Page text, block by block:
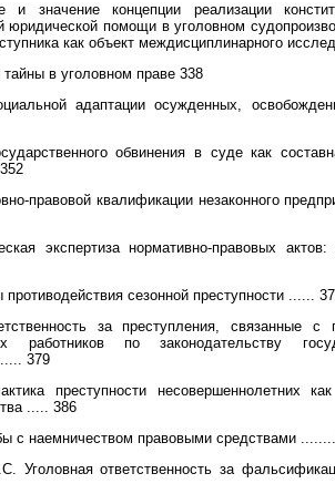
значение концепции реализации
юридической помощи в уголовном
как объект междисциплинарного
в уголовном праве 338
адаптации осужденных,
обвинения в суде как
правовой квалификации незаконного
экспертиза нормативно-правовых актов:
сезонной преступности ......
за преступления, связанные с
работников по законодательству
379
преступности несовершеннолетних
..... 386
с наемничеством правовыми средствами
ответственность за